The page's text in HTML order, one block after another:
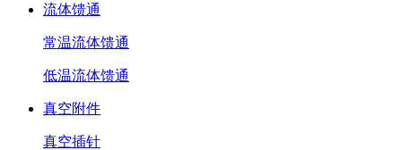
流体馈通
常温流体馈通
低温流体馈通
真空附件
真空插针